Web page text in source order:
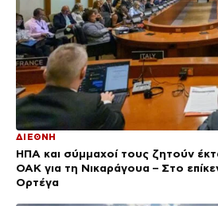
ΔΙΕΘΝΗ
ΗΠΑ και σύμμαχοί τους ζητούν
ΟΑΚ για τη Νικαράγουα – Στο
Ορτέγα